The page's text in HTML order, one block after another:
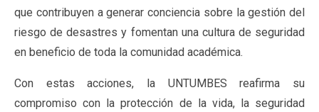
que contribuyen a generar conciencia sobre la gestión del
riesgo de desastres y fomentan una cultura de seguridad
en beneficio de toda la comunidad académica.
Con estas acciones, la UNTUMBES reafirma su
compromiso con la protección de la vida, la seguridad